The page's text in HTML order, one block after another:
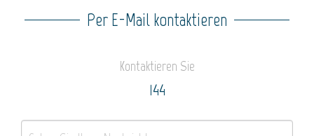
Per E-Mail kontaktieren
Kontaktieren Sie
144